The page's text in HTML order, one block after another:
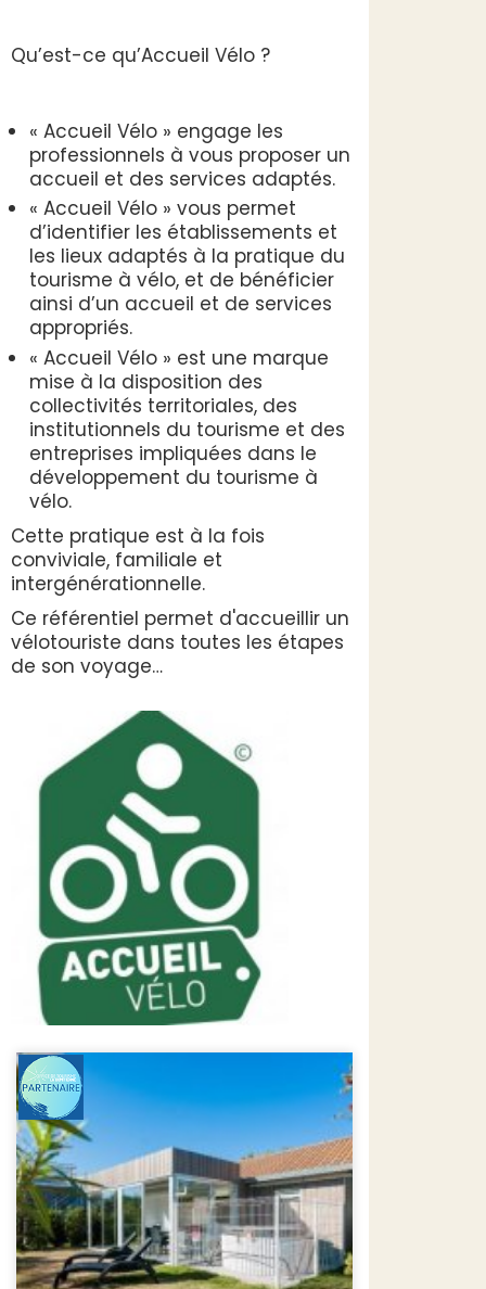
Qu’est-ce qu’Accueil Vélo ?
« Accueil Vélo » engage les
professionnels à vous proposer un
accueil et des services adaptés.
« Accueil Vélo » vous permet
d’identifier les établissements et
les lieux adaptés à la pratique du
tourisme à vélo, et de bénéficier
ainsi d’un accueil et de services
appropriés.
« Accueil Vélo » est une marque
mise à la disposition des
collectivités territoriales, des
institutionnels du tourisme et des
entreprises impliquées dans le
développement du tourisme à
vélo.
Cette pratique est à la fois
conviviale, familiale et
intergénérationnelle.
Ce référentiel permet d'accueillir un
vélotouriste dans toutes les étapes
de son voyage…